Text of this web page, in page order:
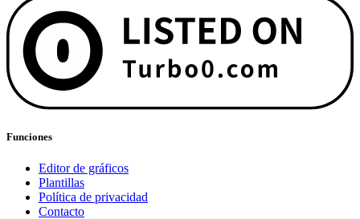
Funciones
Editor de gráficos
Plantillas
Política de privacidad
Contacto